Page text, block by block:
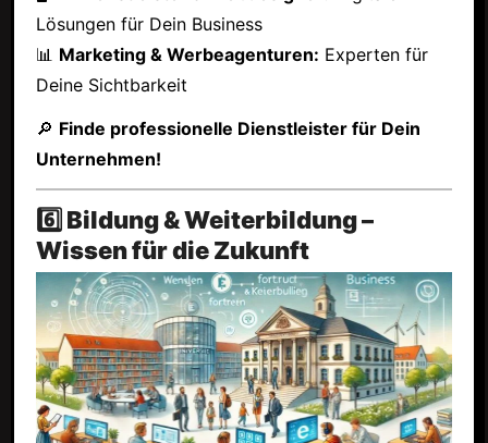
Lösungen für Dein Business
📊 Marketing & Werbeagenturen: Experten für
Deine Sichtbarkeit
🔎 Finde professionelle Dienstleister für Dein
Unternehmen!
6️⃣ Bildung & Weiterbildung –
Wissen für die Zukunft